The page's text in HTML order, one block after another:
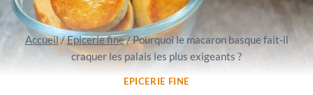
Accueil/Epicerie fine/Pourquoi le macaron basque fait-il
craquer les palais les plus exigeants ?
EPICERIE FINE